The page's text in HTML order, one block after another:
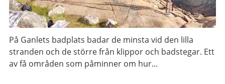
På Ganlets badplats badar de minsta vid den lilla
stranden och de större från klippor och badstegar. Ett
av få områden som påminner om hur...